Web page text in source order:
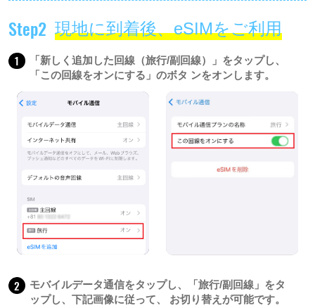
Step2 現地に到着後、eSIMをご利用
1
「新しく追加した回線（旅行/副回線）」をタップし、
「この回線をオンにする」のボタ ンをオンします。
2
モバイルデータ通信をタップし、「旅行/副回線」をタ
ップし、下記画像に従って、 お切り替えが可能です。